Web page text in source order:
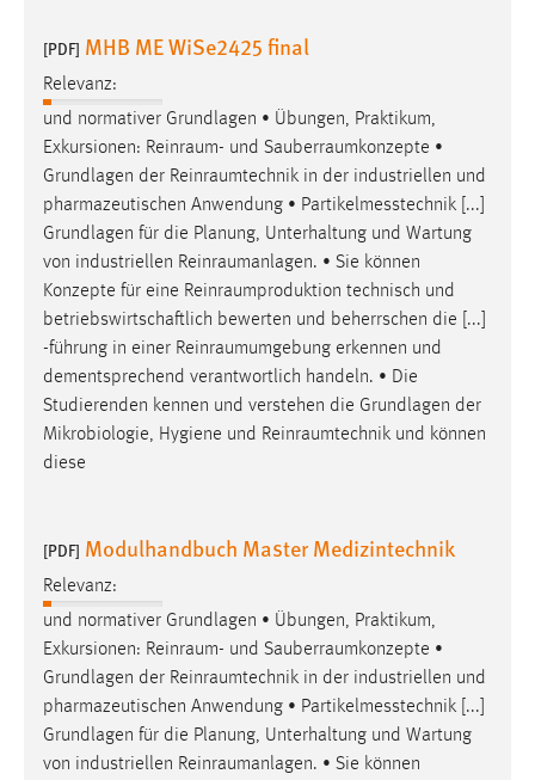
[PDF] MHB ME WiSe2425 final
Relevanz:
und normativer Grundlagen • Übungen, Praktikum,
Exkursionen: Reinraum- und Sauberraumkonzepte •
Grundlagen der Reinraumtechnik in der industriellen und
pharmazeutischen Anwendung • Partikelmesstechnik [...]
Grundlagen für die Planung, Unterhaltung und Wartung
von industriellen Reinraumanlagen. • Sie können
Konzepte für eine Reinraumproduktion technisch und
betriebswirtschaftlich bewerten und beherrschen die [...]
-führung in einer Reinraumumgebung erkennen und
dementsprechend verantwortlich handeln. • Die
Studierenden kennen und verstehen die Grundlagen der
Mikrobiologie, Hygiene und Reinraumtechnik und können
diese
[PDF] Modulhandbuch Master Medizintechnik
Relevanz:
und normativer Grundlagen • Übungen, Praktikum,
Exkursionen: Reinraum- und Sauberraumkonzepte •
Grundlagen der Reinraumtechnik in der industriellen und
pharmazeutischen Anwendung • Partikelmesstechnik [...]
Grundlagen für die Planung, Unterhaltung und Wartung
von industriellen Reinraumanlagen. • Sie können